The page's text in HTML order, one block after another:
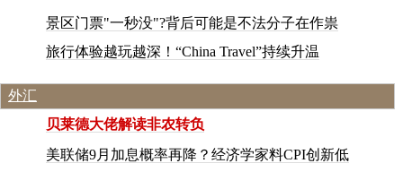
景区门票"一秒没"?背后可能是不法分子在作祟
旅行体验越玩越深！“China Travel”持续升温
外汇
贝莱德大佬解读非农转负
美联储9月加息概率再降？经济学家料CPI创新低